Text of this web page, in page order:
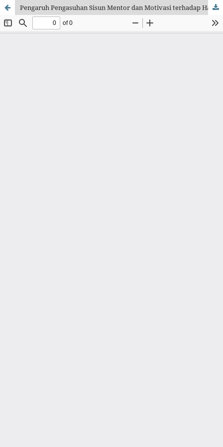
Pengaruh Pengasuhan Sisun Mentor dan Motivasi terhadap Hasil Belajar Taruna Akademi Angkatan Laut